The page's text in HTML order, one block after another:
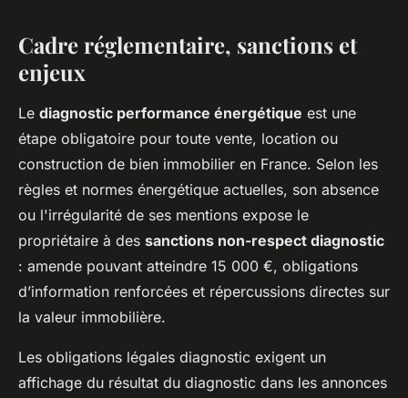
Cadre réglementaire, sanctions et
enjeux
Le diagnostic performance énergétique est une
étape obligatoire pour toute vente, location ou
construction de bien immobilier en France. Selon les
règles et normes énergétique actuelles, son absence
ou l'irrégularité de ses mentions expose le
propriétaire à des sanctions non-respect diagnostic
: amende pouvant atteindre 15 000 €, obligations
d’information renforcées et répercussions directes sur
la valeur immobilière.
Les obligations légales diagnostic exigent un
affichage du résultat du diagnostic dans les annonces